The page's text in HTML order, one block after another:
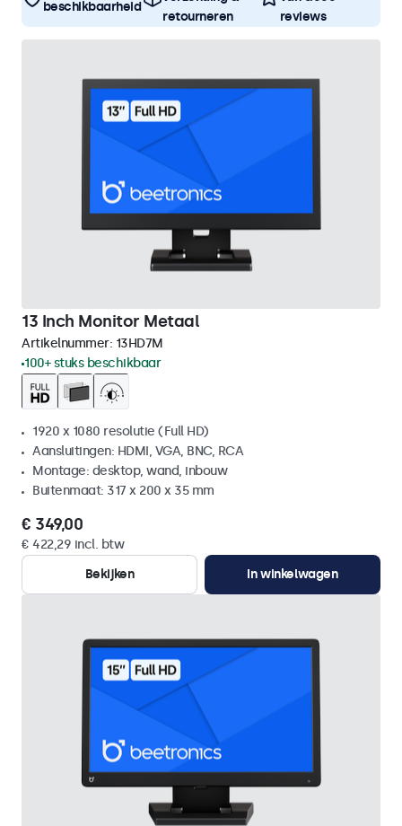
beschikbaarheid
retourneren
reviews
13 Inch Monitor Metaal
Artikelnummer: 13HD7M
100+ stuks beschikbaar
1920 x 1080 resolutie (Full HD)
Aansluitingen: HDMI, VGA, BNC, RCA
Montage: desktop, wand, inbouw
Buitenmaat: 317 x 200 x 35 mm
€ 349,00
€ 422,29 incl. btw
Bekijken
In winkelwagen